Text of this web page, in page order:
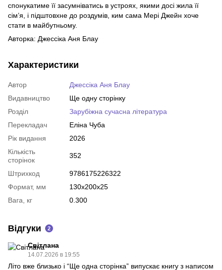
спонукатиме її засумніватись в устроях, якими досі жила її
сім’я, і підштовхне до роздумів, ким сама Мері Джейн хоче
стати в майбутньому.
Авторка: Джессіка Аня Блау
Характеристики
Автор
Джессіка Аня Блау
Видавництво
Ще одну сторінку
Розділ
Зарубіжна сучасна література
Перекладач
Еліна Чуба
Рік видання
2026
Кількість
сторінок
352
Штрихкод
9786175226322
Формат, мм
130x200x25
Вага, кг
0.300
Відгуки 2
Світлана
14.07.2026 в 19:55
Літо вже близько і “Ще одна сторінка” випускає книгу з написом